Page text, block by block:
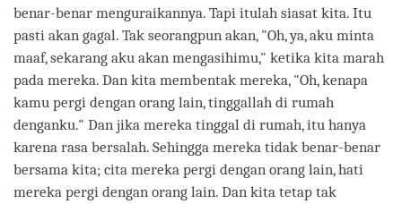
benar-benar menguraikannya. Tapi itulah siasat kita. Itu
pasti akan gagal. Tak seorangpun akan, "Oh, ya, aku minta
maaf, sekarang aku akan mengasihimu," ketika kita marah
pada mereka. Dan kita membentak mereka, "Oh, kenapa
kamu pergi dengan orang lain, tinggallah di rumah
denganku." Dan jika mereka tinggal di rumah, itu hanya
karena rasa bersalah. Sehingga mereka tidak benar-benar
bersama kita; cita mereka pergi dengan orang lain, hati
mereka pergi dengan orang lain. Dan kita tetap tak